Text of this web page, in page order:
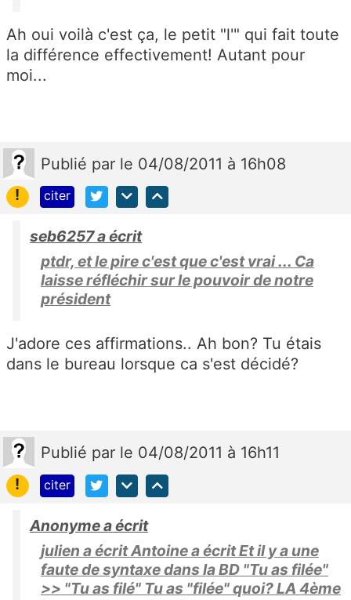
Ah oui voilà c'est ça, le petit "l'" qui fait toute
la différence effectivement! Autant pour
moi...
Publié par le 04/08/2011 à 16h08
!
citer
seb6257 a écrit
ptdr, et le pire c'est que c'est vrai ... Ca
laisse réfléchir sur le pouvoir de notre
président
J'adore ces affirmations.. Ah bon? Tu étais
dans le bureau lorsque ca s'est décidé?
Publié par le 04/08/2011 à 16h11
!
citer
Anonyme a écrit
julien a écrit Antoine a écrit Et il y a une
faute de syntaxe dans la BD "Tu as filée"
>> "Tu as filé" Tu as "filée" quoi? LA 4ème